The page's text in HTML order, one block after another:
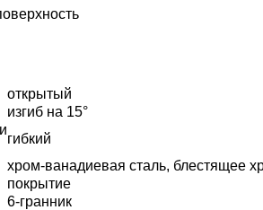
открытый
изгиб на 15°
гибкий
хром-ванадиевая сталь, блестящее
покрытие
6-гранник